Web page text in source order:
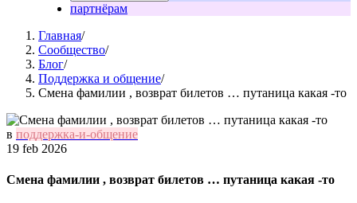
партнёрам
Главная/
Сообщество/
Блог/
Поддержка и общение/
Смена фамилии , возврат билетов … путаница какая -то
в поддержка-и-общение
19 feb 2026
Смена фамилии , возврат билетов … путаница какая -то